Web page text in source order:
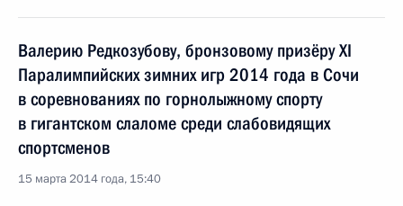
Валерию Редкозубову, бронзовому призёру XI
Паралимпийских зимних игр 2014 года в Сочи
в соревнованиях по горнолыжному спорту
в гигантском слаломе среди слабовидящих
спортсменов
15 марта 2014 года, 15:40